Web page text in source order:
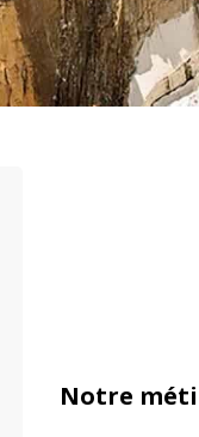
Notre